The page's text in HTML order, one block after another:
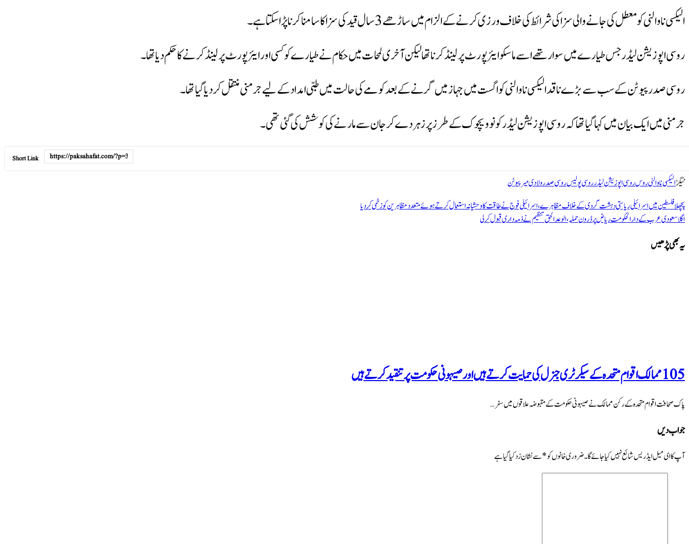
الیکسی ناوالنی کو معطل کی جانے والی سزا کی شرائط کی خلاف ورزی کرنے کے الزام میں ساڑھے 3 سال قید کی سزا کا سامنا کرنا پڑا سکتا ہے۔
روسی اپوزیشن لیڈر جس طیارے میں سوار تھے اسے ماسکو ایئرپورٹ پر لینڈ کرنا تھا لیکن آخری لمحات میں حکام نے طیارے کو کسی اور ایئرپورٹ پر لینڈ کرنے کا حکم دیا تھا۔
روسی صدر پیوٹن کے سب سے بڑے ناقد الیکسی ناوالنی کو اگست میں جہاز میں گرنے کے بعد کومے کی حالت میں طبی امداد کے لیے جرمنی منتقل کردیا گیا تھا۔
جرمنی میں ایک بیان میں کہا گیا تھا کہ روسی اپوزیشن لیڈر کو نوویچوک کے طرز پر زہر دے کر جان سے مارنے کی کوشش کی گئی تھی۔
Short Link
ٹیگزالیکسی ناوالنیروسروسی اپوزیشن لیڈرروسی پولیسروسی صدرولادی میر پیوٹن
پچھلافلسطین میں اسرائیلی ریاستی دہشت گردی کے خلاف مظاہرے، اسرائیلی فوج نے طاقت کا وحشیانہ استعمال کرتے ہوئے متعدد مظاہرین کو زخمی کردیا
اگلاسعودی عرب کے دارالحکومت ریاض پر ڈرون حملہ، الوعد الحق تنظیم نے ذمہ داری قبول کرلی
یہ بھی پڑھیں
105 ممالک اقوام متحدہ کے سیکرٹری جنرل کی حمایت کرتے ہیں اور صیہونی حکومت پر تنقید کرتے ہیں
پاک صحافت اقوام متحدہ کے رکن ممالک نے صیہونی حکومت کے مقبوضہ علاقوں میں سفر …
جواب دیں
آپ کا ای میل ایڈریس شائع نہیں کیا جائے گا۔ضروری خانوں کو*سے نشان زد کیا گیا ہے